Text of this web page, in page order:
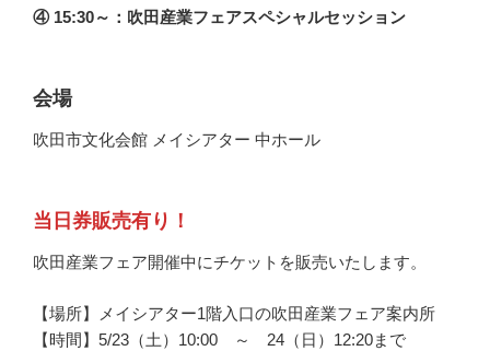
④ 15:30～：吹田産業フェアスペシャルセッション
会場
吹田市文化会館 メイシアター 中ホール
当日券販売有り！
吹田産業フェア開催中にチケットを販売いたします。
【場所】メイシアター1階入口の吹田産業フェア案内所
【時間】5/23（土）10:00 ～ 24（日）12:20まで